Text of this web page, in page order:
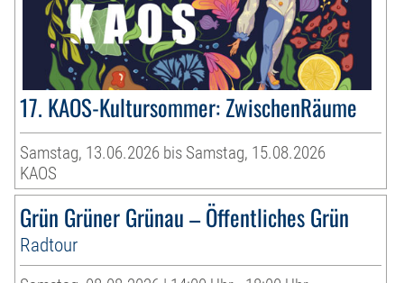
17. KAOS-Kultursommer: ZwischenRäume
Samstag, 13.06.2026 bis Samstag, 15.08.2026
KAOS
Grün Grüner Grünau – Öffentliches Grün
Radtour